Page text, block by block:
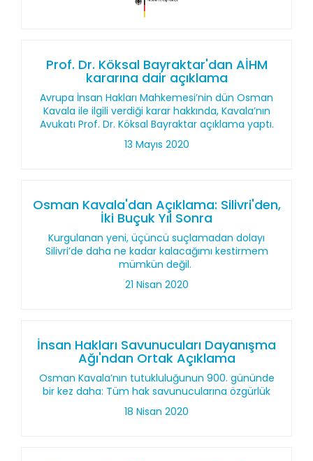
Prof. Dr. Köksal Bayraktar'dan AİHM
kararına dair açıklama
Avrupa İnsan Hakları Mahkemesi’nin dün Osman
Kavala ile ilgili verdiği karar hakkında, Kavala’nın
Avukatı Prof. Dr. Köksal Bayraktar açıklama yaptı.
13 Mayıs 2020
Osman Kavala'dan Açıklama: Silivri'den,
İki Buçuk Yıl Sonra
Kurgulanan yeni, üçüncü suçlamadan dolayı
Silivri’de daha ne kadar kalacağımı kestirmem
mümkün değil.
21 Nisan 2020
İnsan Hakları Savunucuları Dayanışma
Ağı'ndan Ortak Açıklama
Osman Kavala’nın tutukluluğunun 900. gününde
bir kez daha: Tüm hak savunucularına özgürlük
18 Nisan 2020